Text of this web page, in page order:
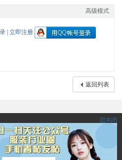
高级模式
立即注册
返回列表
服装圈
地址:广东省广州市
备案号: (粤ICP备14013786号-2)